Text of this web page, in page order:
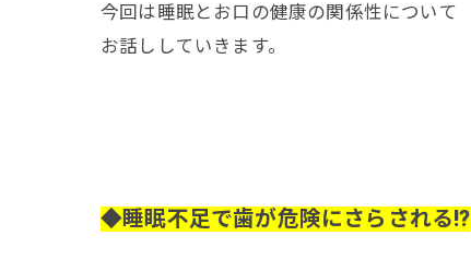
今回は睡眠とお口の健康の関係性について
お話ししていきます。
◆睡眠不足で歯が危険にさらされる!?